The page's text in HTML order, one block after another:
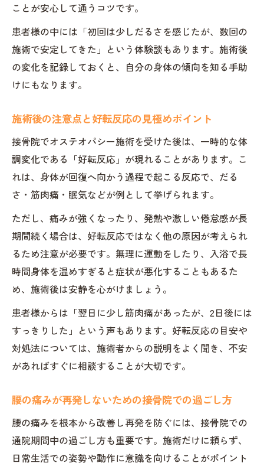
ことが安心して通うコツです。
患者様の中には「初回は少しだるさを感じたが、数回の
施術で安定してきた」という体験談もあります。施術後
の変化を記録しておくと、自分の身体の傾向を知る手助
けにもなります。
施術後の注意点と好転反応の見極めポイント
接骨院でオステオパシー施術を受けた後は、一時的な体
調変化である「好転反応」が現れることがあります。こ
れは、身体が回復へ向かう過程で起こる反応で、だる
さ・筋肉痛・眠気などが例として挙げられます。
ただし、痛みが強くなったり、発熱や激しい倦怠感が長
期間続く場合は、好転反応ではなく他の原因が考えられ
るため注意が必要です。無理に運動をしたり、入浴で長
時間身体を温めすぎると症状が悪化することもあるた
め、施術後は安静を心がけましょう。
患者様からは「翌日に少し筋肉痛があったが、2日後には
すっきりした」という声もあります。好転反応の目安や
対処法については、施術者からの説明をよく聞き、不安
があればすぐに相談することが大切です。
腰の痛みが再発しないための接骨院での過ごし方
腰の痛みを根本から改善し再発を防ぐには、接骨院での
通院期間中の過ごし方も重要です。施術だけに頼らず、
日常生活での姿勢や動作に意識を向けることがポイント